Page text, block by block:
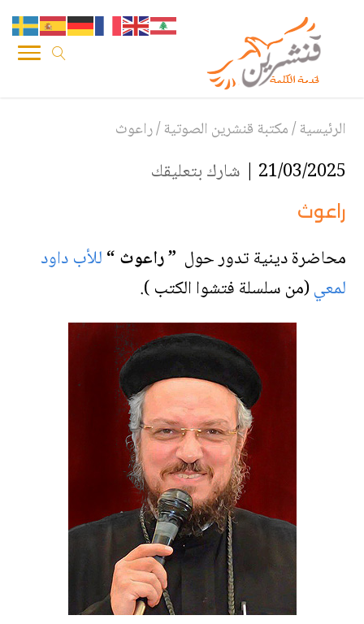
الرئيسية/مكتبة قنشرين الصوتية/راعوث
21/03/2025 | شارك بتعليقك
راعوث
محاضرة دينية تدور حول ” راعوث “للأب داود
لمعي(من سلسلة فتشوا الكتب ).